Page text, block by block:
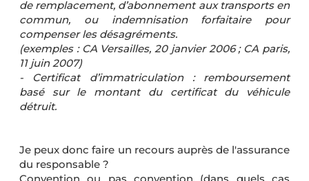
de remplacement, d’abonnement aux transports en
commun, ou indemnisation forfaitaire pour
compenser les désagréments.
(exemples : CA Versailles, 20 janvier 2006 ; CA paris,
11 juin 2007)
- Certificat d’immatriculation : remboursement
basé sur le montant du certificat du véhicule
détruit.
Je peux donc faire un recours auprès de l'assurance
du responsable ?
Convention ou pas convention (dans quels cas